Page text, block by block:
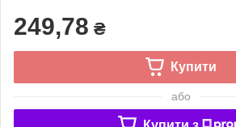
249,78 ₴
Купити
або